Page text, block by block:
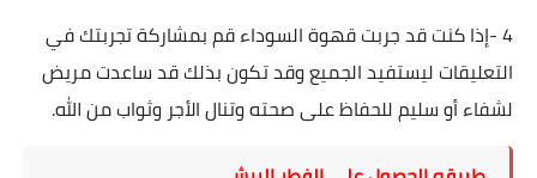
4 -إذا كنت قد جربت قهوة السوداء قم بمشاركة تجربتك في
التعليقات ليستفيد الجميع وقد تكون بذلك قد ساعدت مريض
لشفاء أو سليم للحفاظ على صحته وتنال الأجر وثواب من الله.